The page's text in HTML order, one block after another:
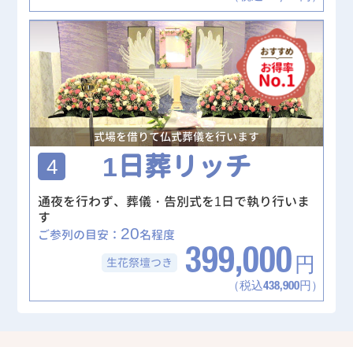
式場を借りて仏式葬儀を行います
4 1日葬リッチ
通夜を行わず、葬儀・告別式を1日で執り行いま
す
ご参列の目安： 20名程度
生花祭壇つき 399,000 円
（税込438,900円）